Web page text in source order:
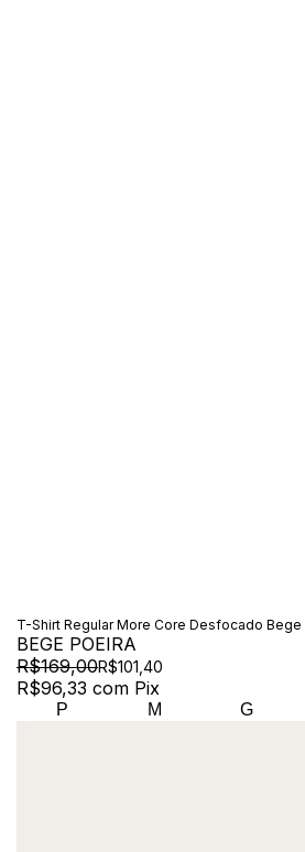
T-Shirt Regular More Core Desfocado Bege
BEGE POEIRA
R$169,00R$101,40
R$96,33 com Pix
P M G